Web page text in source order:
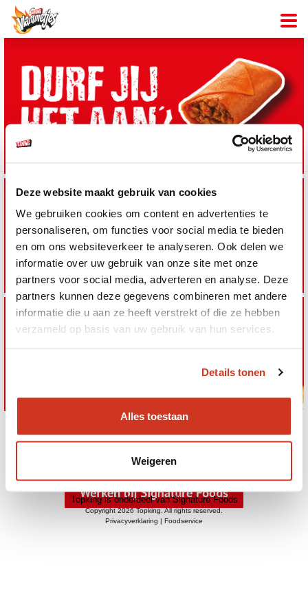
Deze website maakt gebruik van cookies
We gebruiken cookies om content en advertenties te
personaliseren, om functies voor social media te bieden
en om ons websiteverkeer te analyseren. Ook delen we
informatie over uw gebruik van onze site met onze
partners voor social media, adverteren en analyse. Deze
partners kunnen deze gegevens combineren met andere
informatie die u aan ze heeft verstrekt of die ze hebben
verzameld op basis van uw gebruik van hun services.
Details tonen
Alles toestaan
Weigeren
is een merk van Topking
Topking is onderdeel van Signature Foods
Copyright 2026 Topking. All rights reserved.
Privacyverklaring | Foodservice